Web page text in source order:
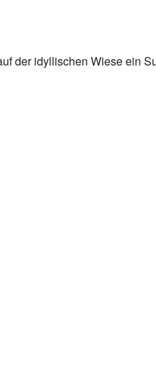
der idyllischen Wiese ein